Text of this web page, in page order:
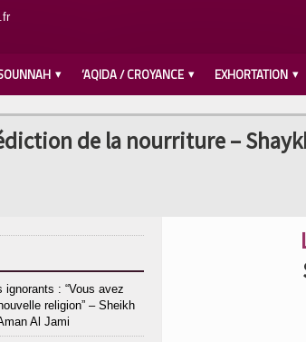
‘AQIDA / CROYANCE EXHORTATION
de la nourriture –
ignorants : “Vous avez
religion” – Sheikh
Al Jami